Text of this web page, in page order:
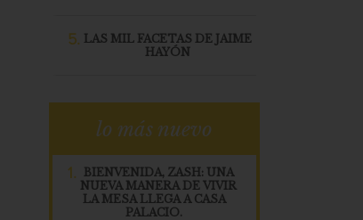
5. LAS MIL FACETAS DE JAIME
HAYÓN
lo más nuevo
1.
BIENVENIDA, ZASH: UNA
NUEVA MANERA DE VIVIR
LA MESA LLEGA A CASA
PALACIO.